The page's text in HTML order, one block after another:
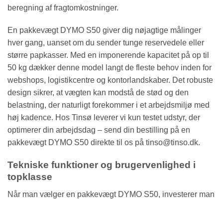
beregning af fragtomkostninger.
En pakkevægt DYMO S50 giver dig nøjagtige målinger
hver gang, uanset om du sender tunge reservedele eller
større papkasser. Med en imponerende kapacitet på op til
50 kg dækker denne model langt de fleste behov inden for
webshops, logistikcentre og kontorlandskaber. Det robuste
design sikrer, at vægten kan modstå de stød og den
belastning, der naturligt forekommer i et arbejdsmiljø med
høj kadence. Hos Tinsø leverer vi kun testet udstyr, der
optimerer din arbejdsdag – send din bestilling på en
pakkevægt DYMO S50 direkte til os på tinso@tinso.dk.
Tekniske funktioner og brugervenlighed i
topklasse
Når man vælger en pakkevægt DYMO S50, investerer man